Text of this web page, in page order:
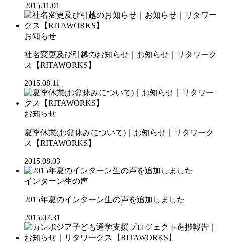
2015.11.01
お知らせ
社名変更及び引越のお知らせ｜お知らせ｜リタワーク
ス【RITAWORKS】
2015.08.11
お知らせ
夏季休業(お盆休みについて)｜お知らせ｜リタワーク
ス【RITAWORKS】
2015.08.03
インターン生の声
2015年夏のインターン生の声を追加しました
2015.07.31